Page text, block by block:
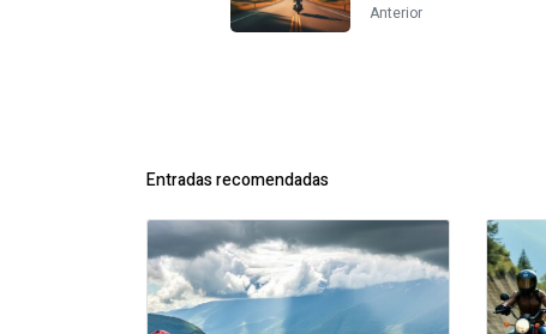
Anterior
Entradas recomendadas